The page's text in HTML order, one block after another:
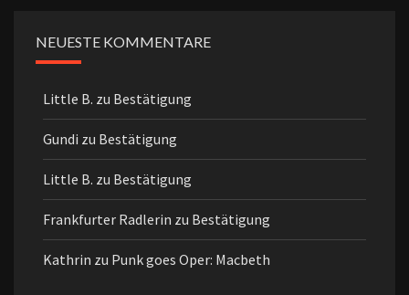
NEUESTE KOMMENTARE
Little B. zu Bestätigung
Gundi zu Bestätigung
Little B. zu Bestätigung
Frankfurter Radlerin zu Bestätigung
Kathrin zu Punk goes Oper: Macbeth